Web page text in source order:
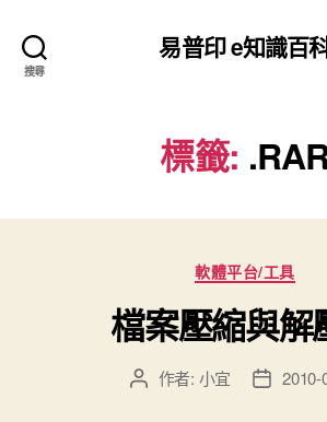
搜尋
易普印 e知識百
標籤:
分
類
軟體平台/工具
檔案壓縮與解
文 作者: 小宜
文 2010-